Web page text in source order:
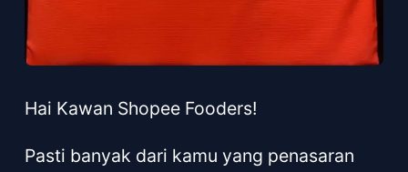
Hai Kawan Shopee Fooders!
Pasti banyak dari kamu yang penasaran